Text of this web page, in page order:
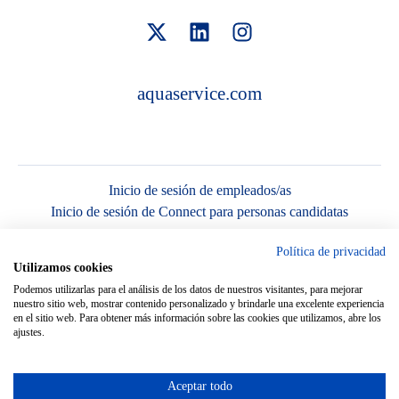
aquaservice.com
Inicio de sesión de empleados/as
Inicio de sesión de Connect para personas candidatas
Página de empleode Teamtailor
Política de privacidad
Utilizamos cookies
Podemos utilizarlas para el análisis de los datos de nuestros visitantes, para mejorar
nuestro sitio web, mostrar contenido personalizado y brindarle una excelente experiencia
en el sitio web. Para obtener más información sobre las cookies que utilizamos, abre los
ajustes.
Aceptar todo